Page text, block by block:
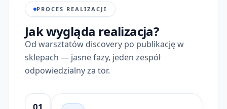
PROCES REALIZACJI
Jak wygląda realizacja?
Od warsztatów discovery po publikację w
sklepach — jasne fazy, jeden zespół
odpowiedzialny za tor.
01